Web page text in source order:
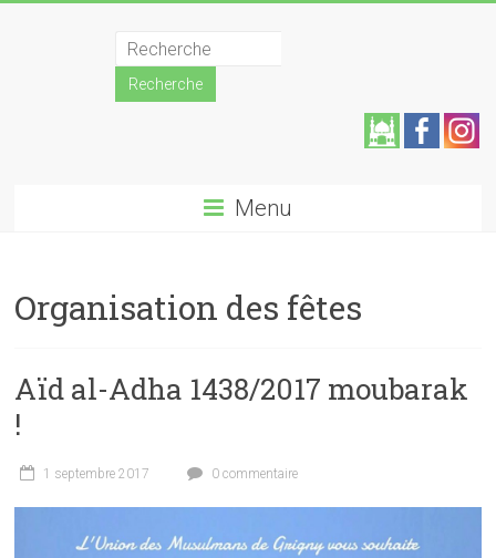
Grande
Mosquée
de
Grigny
Menu
Organisation des fêtes
Aïd al-Adha 1438/2017 moubarak
!
1 septembre 2017 0 commentaire